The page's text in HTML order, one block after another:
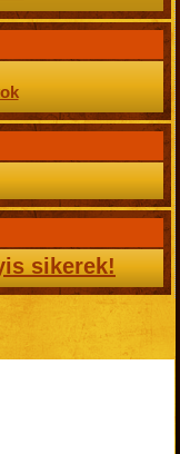
sikerek!